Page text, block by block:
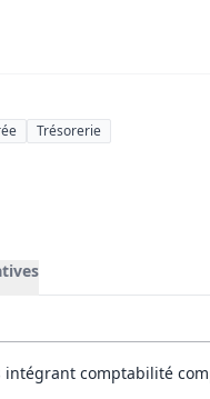
Trésorerie
intégrant comptabilité